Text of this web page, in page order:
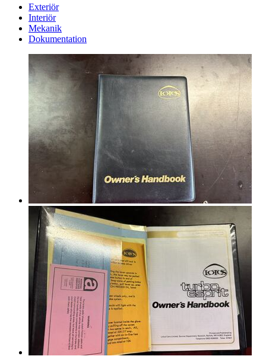
Exteriör
Interiör
Mekanik
Dokumentation